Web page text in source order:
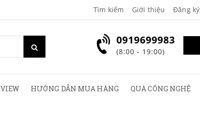
Tìm kiếm Giới thiệu Đăng ký
0919699983
(8:00 - 19:00)
HƯỚNG DẪN MUA HÀNG QUÀ CÔNG NGHỆ